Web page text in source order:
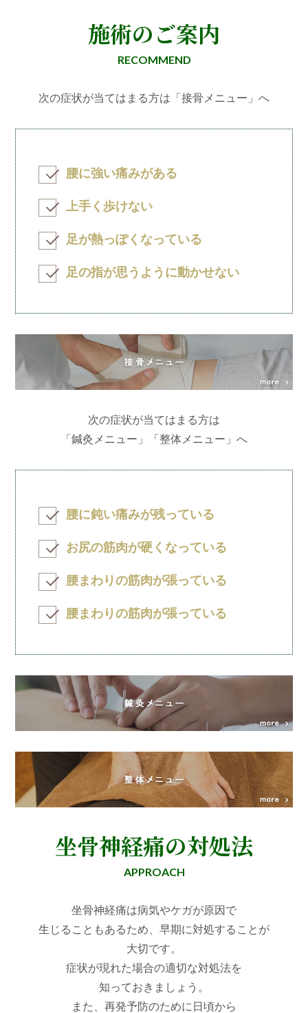
施術のご案内
RECOMMEND
次の症状が当てはまる方は「接骨メニュー」へ
腰に強い痛みがある
上手く歩けない
足が熱っぽくなっている
足の指が思うように動かせない
次の症状が当てはまる方は
「鍼灸メニュー」「整体メニュー」へ
腰に鈍い痛みが残っている
お尻の筋肉が硬くなっている
腰まわりの筋肉が張っている
腰まわりの筋肉が張っている
坐骨神経痛の対処法
APPROACH
坐骨神経痛は病気やケガが原因で
生じることもあるため、早期に対処することが
大切です。
症状が現れた場合の適切な対処法を
知っておきましょう。
また、再発予防のために日頃から